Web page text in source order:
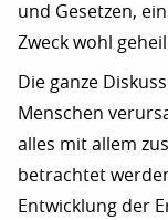
und Gesetzen,
Zweck wohl
Die ganze
Menschen
alles mit allem
betrachtet
Entwicklung der